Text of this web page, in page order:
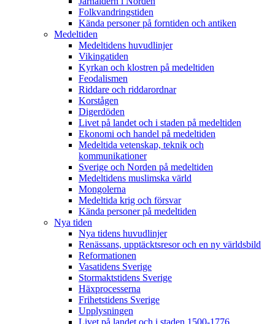
Folkvandringstiden
Kända personer på forntiden och antiken
Medeltiden
Medeltidens huvudlinjer
Vikingatiden
Kyrkan och klostren på medeltiden
Feodalismen
Riddare och riddarordnar
Korstågen
Digerdöden
Livet på landet och i staden på medeltiden
Ekonomi och handel på medeltiden
Medeltida vetenskap, teknik och
kommunikationer
Sverige och Norden på medeltiden
Medeltidens muslimska värld
Mongolerna
Medeltida krig och försvar
Kända personer på medeltiden
Nya tiden
Nya tidens huvudlinjer
Renässans, upptäcktsresor och en ny världsbild
Reformationen
Vasatidens Sverige
Stormaktstidens Sverige
Häxprocesserna
Frihetstidens Sverige
Upplysningen